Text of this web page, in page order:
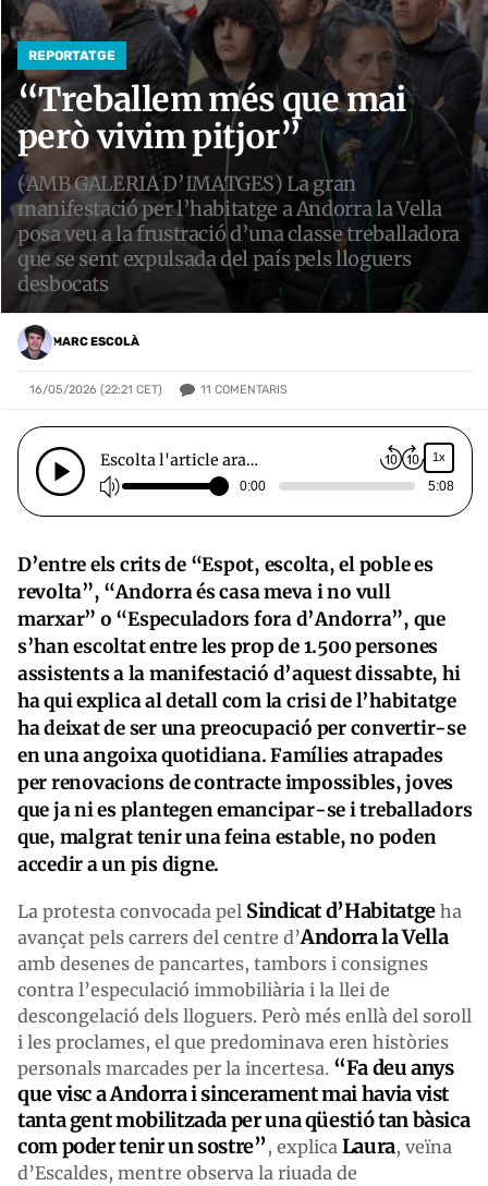
REPORTATGE
“Treballem més que mai
però vivim pitjor”
(AMB GALERIA D’IMATGES) La gran
manifestació per l’habitatge a Andorra la Vella
posa veu a la frustració d’una classe treballadora
que se sent expulsada del país pels lloguers
desbocats
MARC ESCOLÀ
16/05/2026 (22:21 CET) 11 COMENTARIS
Escolta l'article ara… 1x
0:00 5:08
D’entre els crits de “Espot, escolta, el poble es
revolta”, “Andorra és casa meva i no vull
marxar” o “Especuladors fora d’Andorra”, que
s’han escoltat entre les prop de 1.500 persones
assistents a la manifestació d’aquest dissabte, hi
ha qui explica al detall com la crisi de l’habitatge
ha deixat de ser una preocupació per convertir-se
en una angoixa quotidiana. Famílies atrapades
per renovacions de contracte impossibles, joves
que ja ni es plantegen emancipar-se i treballadors
que, malgrat tenir una feina estable, no poden
accedir a un pis digne.
La protesta convocada pel Sindicat d’Habitatgeha
avançat pels carrers del centre d’Andorra la Vella
amb desenes de pancartes, tambors i consignes
contra l’especulació immobiliària i la llei de
descongelació dels lloguers. Però més enllà del soroll
i les proclames, el que predominava eren històries
personals marcades per la incertesa. “Fa deu anys
que visc a Andorra i sincerament mai havia vist
tanta gent mobilitzada per una qüestió tan bàsica
com poder tenir un sostre”, explica Laura, veïna
d’Escaldes, mentre observa la riuada de